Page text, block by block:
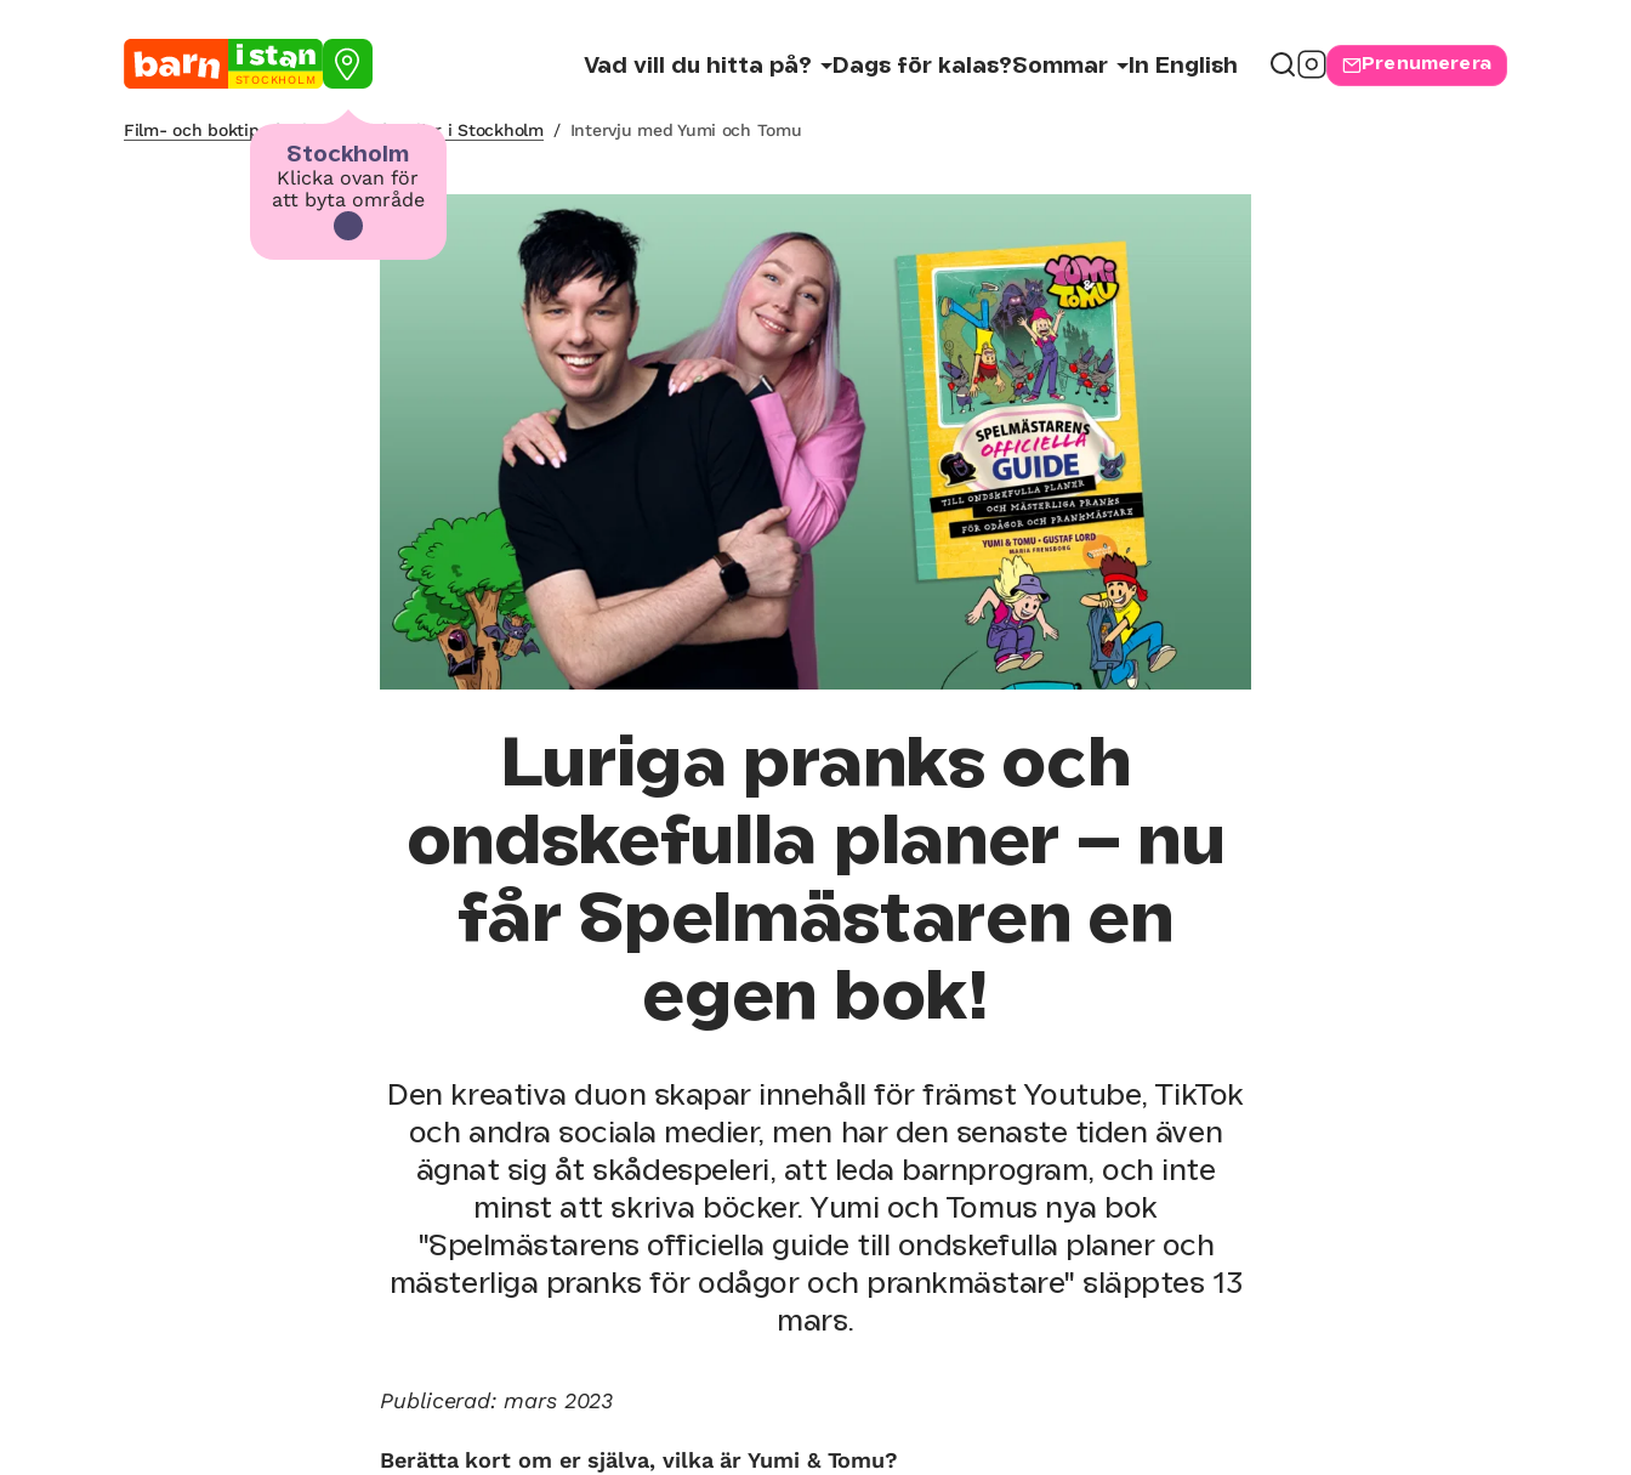
STOCKHOLM
Stockholm
Klicka ovan för
att byta område
Vad vill du hitta på? Dags för kalas?Sommar In English Prenumerera
Film- och boktips för barn och familjer i Stockholm / Intervju med Yumi och Tomu
Luriga pranks och
ondskefulla planer – nu
får Spelmästaren en
egen bok!
Den kreativa duon skapar innehåll för främst Youtube, TikTok
och andra sociala medier, men har den senaste tiden även
ägnat sig åt skådespeleri, att leda barnprogram, och inte
minst att skriva böcker. Yumi och Tomus nya bok
"Spelmästarens officiella guide till ondskefulla planer och
mästerliga pranks för odågor och prankmästare" släpptes 13
mars.
Publicerad: mars 2023
Berätta kort om er själva, vilka är Yumi & Tomu?